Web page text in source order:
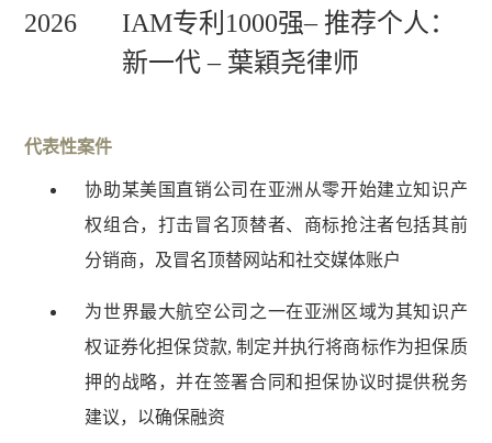
2026
IAM专利1000强– 推荐个人：
新一代 – 葉穎尧律师
代表性案件
协助某美国直销公司在亚洲从零开始建立知识产
权组合，打击冒名顶替者、商标抢注者包括其前
分销商，及冒名顶替网站和社交媒体账户
为世界最大航空公司之一在亚洲区域为其知识产
权证券化担保贷款, 制定并执行将商标作为担保质
押的战略，并在签署合同和担保协议时提供税务
建议，以确保融资
劳
动
就
福
利
私
客
戶
知
识
产